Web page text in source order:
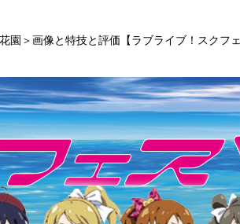
＞画像と特技と評価【ラブライブ！スクフェ